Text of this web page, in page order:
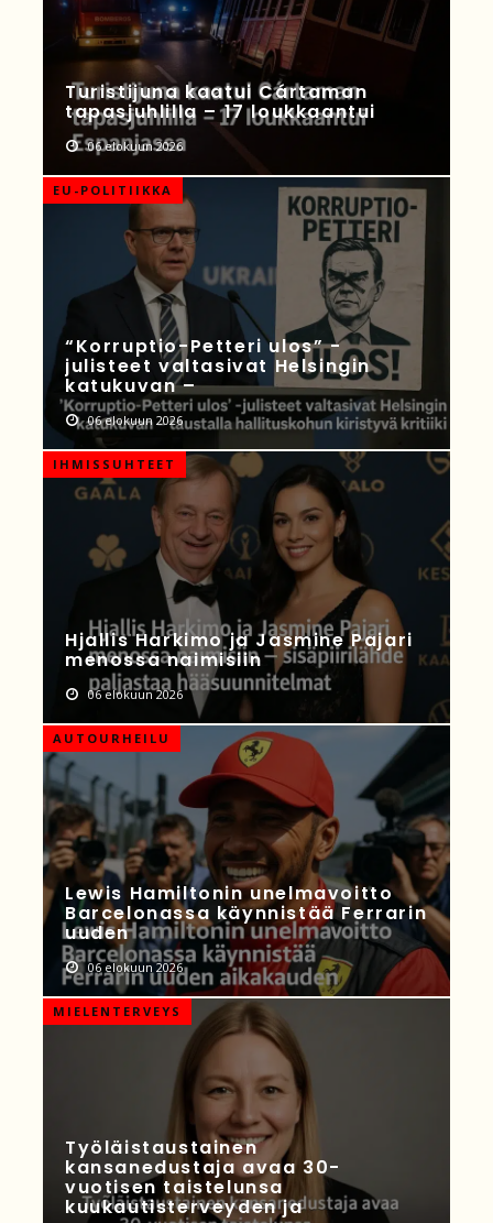
Turistijuna kaatui Cártaman
tapasjuhlilla – 17 loukkaantui
06 elokuun 2026
EU-POLITIIKKA
“Korruptio-Petteri ulos” -
julisteet valtasivat Helsingin
katukuvan –
06 elokuun 2026
IHMISSUHTEET
Hjallis Harkimo ja Jasmine Pajari
menossa naimisiin
06 elokuun 2026
AUTOURHEILU
Lewis Hamiltonin unelmavoitto
Barcelonassa käynnistää Ferrarin
uuden
06 elokuun 2026
MIELENTERVEYS
Työläistaustainen
kansanedustaja avaa 30-
vuotisen taistelunsa
kuukautisterveyden ja